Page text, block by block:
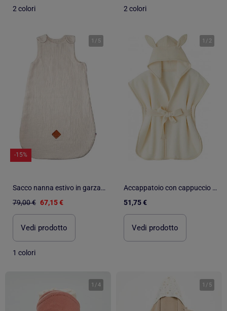
2 colori 2 colori
1 / 5
-15%
Sacco nanna estivo in garza di cotone - tog 0.5 | SEVIRA KIDS
79,00 € 67,15 €
Vedi prodotto
1 colori
1 / 2
Accappatoio con cappuccio in bambù per bambino | BB&CO
51,75 €
Vedi prodotto
1 /4 1 / 5